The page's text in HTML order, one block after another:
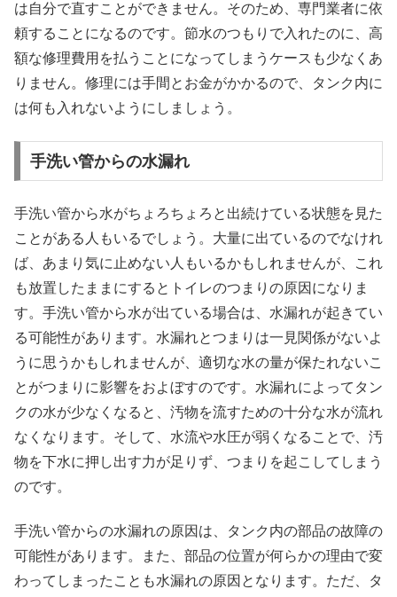
は自分で直すことができません。そのため、専門業者に依
頼することになるのです。節水のつもりで入れたのに、高
額な修理費用を払うことになってしまうケースも少なくあ
りません。修理には手間とお金がかかるので、タンク内に
は何も入れないようにしましょう。
手洗い管からの水漏れ
手洗い管から水がちょろちょろと出続けている状態を見た
ことがある人もいるでしょう。大量に出ているのでなけれ
ば、あまり気に止めない人もいるかもしれませんが、これ
も放置したままにするとトイレのつまりの原因になりま
す。手洗い管から水が出ている場合は、水漏れが起きてい
る可能性があります。水漏れとつまりは一見関係がないよ
うに思うかもしれませんが、適切な水の量が保たれないこ
とがつまりに影響をおよぼすのです。水漏れによってタン
クの水が少なくなると、汚物を流すための十分な水が流れ
なくなります。そして、水流や水圧が弱くなることで、汚
物を下水に押し出す力が足りず、つまりを起こしてしまう
のです。
手洗い管からの水漏れの原因は、タンク内の部品の故障の
可能性があります。また、部品の位置が何らかの理由で変
わってしまったことも水漏れの原因となります。ただ、タ